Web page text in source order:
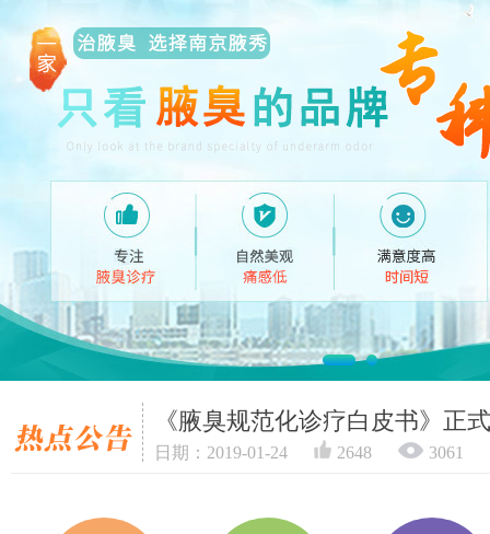
《腋臭规范化诊疗白皮书》正
日期：2019-01-24 2648 3061